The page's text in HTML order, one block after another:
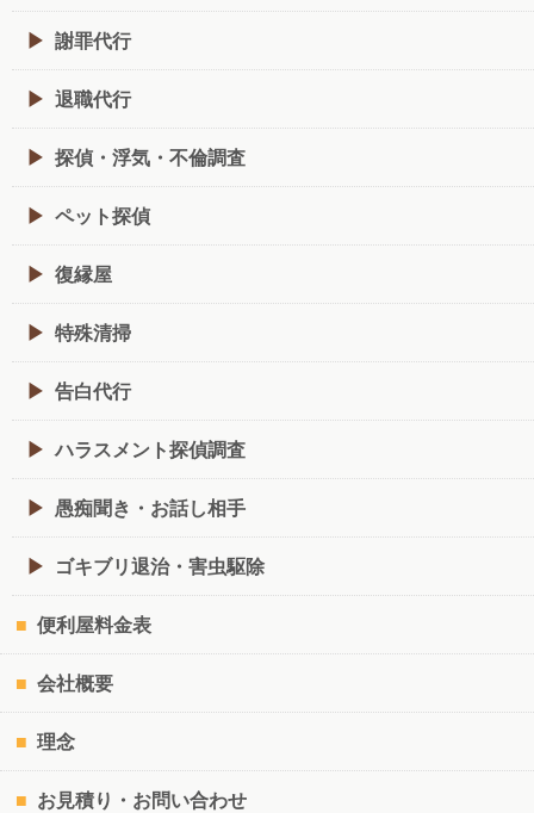
謝罪代行
退職代行
探偵・浮気・不倫調査
ペット探偵
復縁屋
特殊清掃
告白代行
ハラスメント探偵調査
愚痴聞き・お話し相手
ゴキブリ退治・害虫駆除
便利屋料金表
会社概要
理念
お見積り・お問い合わせ